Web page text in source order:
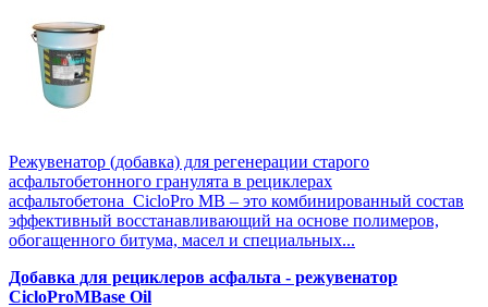
Режувенатор (добавка) для регенерации старого
асфальтобетонного гранулята в рециклерах
асфальтобетона CicloPro MB – это комбинированный состав
эффективный восстанавливающий на основе полимеров,
обогащенного битума, масел и специальных...
Добавка для рециклеров асфальта - режувенатор
CicloProMBase Oil